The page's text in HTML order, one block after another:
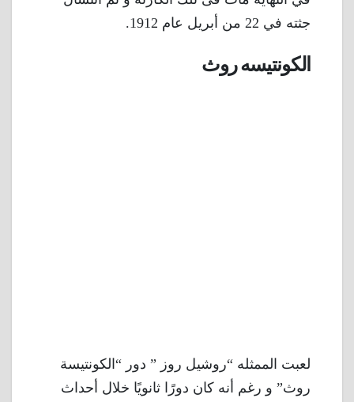
جثته في 22 من أبريل عام 1912.
الكونتيسه روث
لعبت الممثله “روشيل روز ” دور “الكونتيسة
روث” و رغم أنه كان دورًا ثانويًا خلال أحداث